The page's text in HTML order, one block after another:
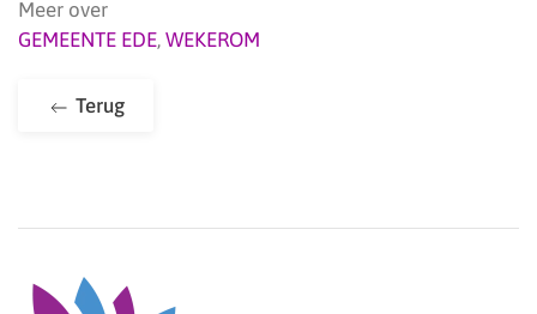
Meer over
GEMEENTE EDE, WEKEROM
Terug